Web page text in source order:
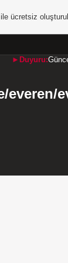
►Duyuru:
ile ücretsiz